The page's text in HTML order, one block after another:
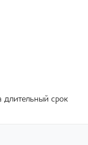
длительный срок